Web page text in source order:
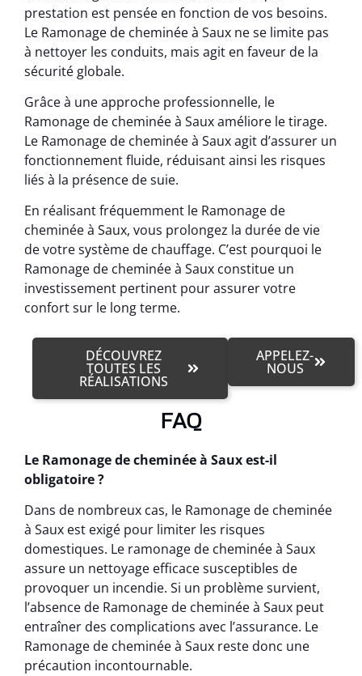
prestation est pensée en fonction de vos besoins.
Le Ramonage de cheminée à Saux ne se limite pas
à nettoyer les conduits, mais agit en faveur de la
sécurité globale.
Grâce à une approche professionnelle, le
Ramonage de cheminée à Saux améliore le tirage.
Le Ramonage de cheminée à Saux agit d’assurer un
fonctionnement fluide, réduisant ainsi les risques
liés à la présence de suie.
En réalisant fréquemment le Ramonage de
cheminée à Saux, vous prolongez la durée de vie
de votre système de chauffage. C’est pourquoi le
Ramonage de cheminée à Saux constitue un
investissement pertinent pour assurer votre
confort sur le long terme.
DÉCOUVREZ
TOUTES LES
RÉALISATIONS
APPELEZ-
NOUS
FAQ
Le Ramonage de cheminée à Saux est-il
obligatoire ?
Dans de nombreux cas, le Ramonage de cheminée
à Saux est exigé pour limiter les risques
domestiques. Le ramonage de cheminée à Saux
assure un nettoyage efficace susceptibles de
provoquer un incendie. Si un problème survient,
l’absence de Ramonage de cheminée à Saux peut
entraîner des complications avec l’assurance. Le
Ramonage de cheminée à Saux reste donc une
précaution incontournable.